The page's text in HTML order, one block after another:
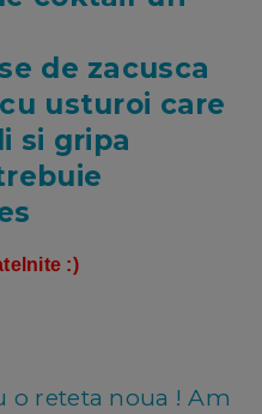
de zacusca
usturoi care
si gripa
:)
o reteta noua ! Am